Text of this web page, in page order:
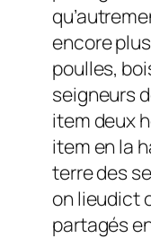
encore
poulles,
seigneurs
item deux
item en la
terre des
on lieudict
partagés